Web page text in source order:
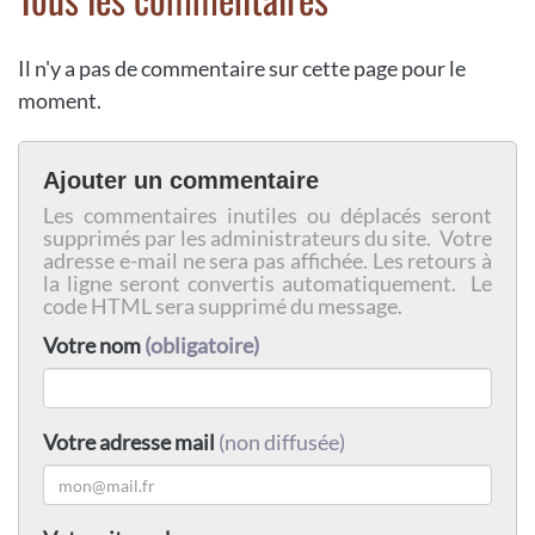
Il n'y a pas de commentaire sur cette page pour le
moment.
Ajouter un commentaire
Les commentaires inutiles ou déplacés seront
supprimés par les administrateurs du site. Votre
adresse e-mail ne sera pas affichée. Les retours à
la ligne seront convertis automatiquement. Le
code HTML sera supprimé du message.
Votre nom(obligatoire)
Votre adresse mail (non diffusée)